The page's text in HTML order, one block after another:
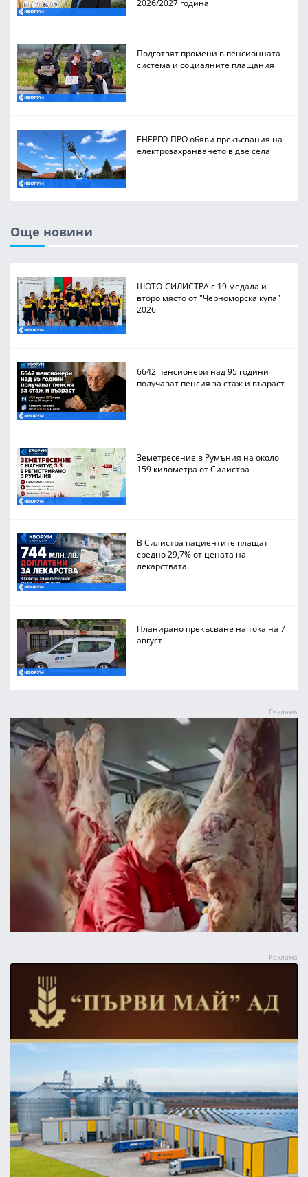
2026/2027 година
Подготвят промени в пенсионната
система и социалните плащания
ЕНЕРГО-ПРО обяви прекъсвания на
електрозахранването в две села
Още новини
ШОТО-СИЛИСТРА с 19 медала и
второ място от "Черноморска купа"
2026
6642 пенсионери над 95 години
получават пенсия за стаж и възраст
Земетресение в Румъния на около
159 километра от Силистра
В Силистра пациентите плащат
средно 29,7% от цената на
лекарствата
Планирано прекъсване на тока на 7
август